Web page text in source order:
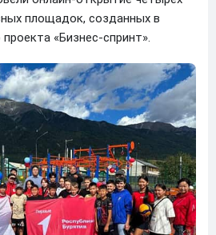
площадок, созданных в
«Бизнес-спринт».